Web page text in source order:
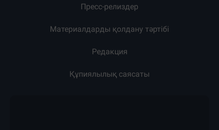
Пресс-релиздер
Материалдарды қолдану тәртібі
Редакция
Құпиялылық саясаты